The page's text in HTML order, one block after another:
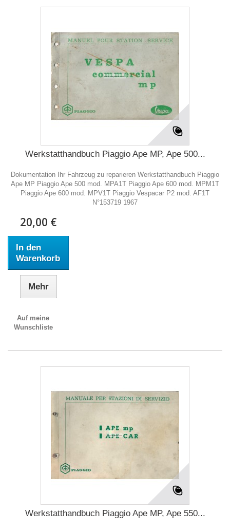
Werkstatthandbuch Piaggio Ape MP, Ape 500...
Dokumentation Ihr Fahrzeug zu reparieren Werkstatthandbuch Piaggio
Ape MP Piaggio Ape 500 mod. MPA1T Piaggio Ape 600 mod. MPM1T
Piaggio Ape 600 mod. MPV1T Piaggio Vespacar P2 mod. AF1T
N°153719 1967
20,00 €
In den
Warenkorb
Mehr
Auf meine
Wunschliste
Werkstatthandbuch Piaggio Ape MP, Ape 550...